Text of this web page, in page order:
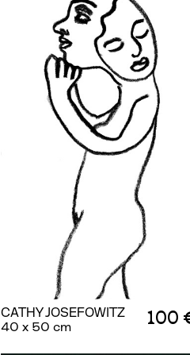
CATHY JOSEFOWITZ
40 x 50 cm
100